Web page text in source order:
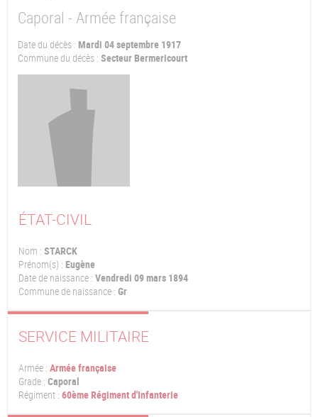
Caporal - Armée française
Date du décès : Mardi 04 septembre 1917
Commune du décès : Secteur Bermericourt
ÉTAT-CIVIL
Nom : STARCK
Prénom(s) : Eugène
Date de naissance : Vendredi 09 mars 1894
Commune de naissance : Gr
SERVICE MILITAIRE
Armée : Armée française
Grade : Caporal
Régiment : 60ème Régiment d'Infanterie